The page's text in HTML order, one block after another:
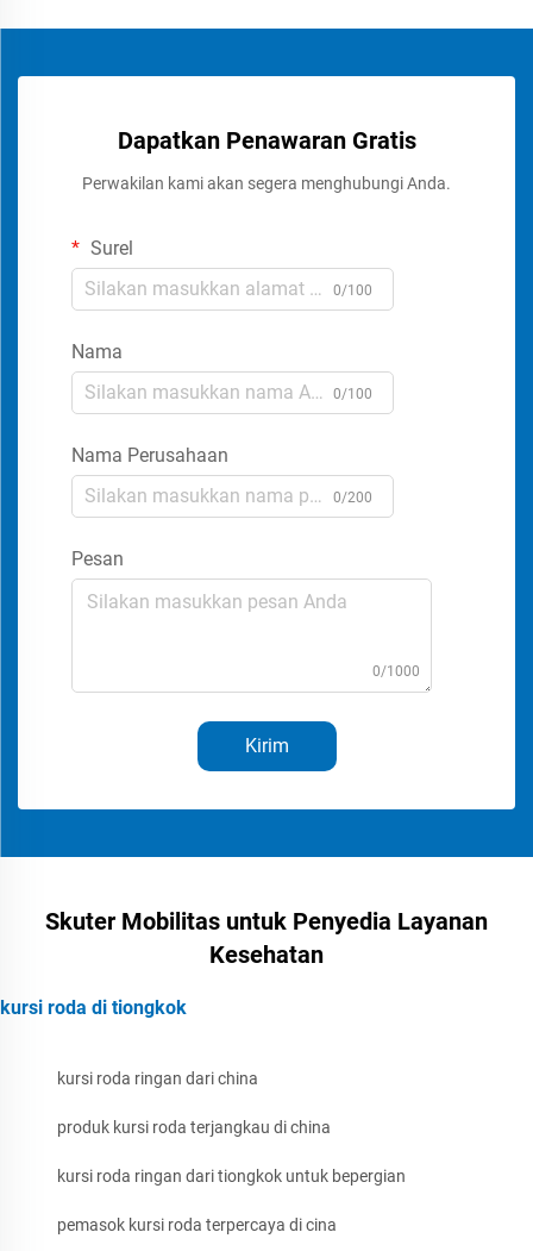
Dapatkan Penawaran Gratis
Perwakilan kami akan segera menghubungi Anda.
Surel
0/100
Nama
0/100
Nama Perusahaan
0/200
Pesan
0/1000
Kirim
Skuter Mobilitas untuk Penyedia Layanan
Kesehatan
kursi roda di tiongkok
kursi roda ringan dari china
produk kursi roda terjangkau di china
kursi roda ringan dari tiongkok untuk bepergian
pemasok kursi roda terpercaya di cina